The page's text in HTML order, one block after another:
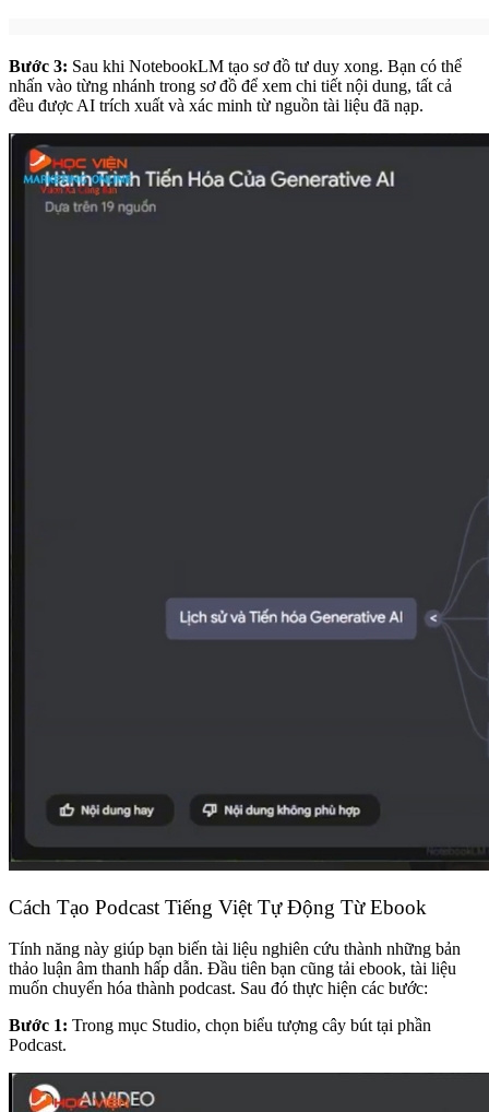
Bước 3: Sau khi NotebookLM tạo sơ đồ tư duy xong. Bạn có thể
nhấn vào từng nhánh trong sơ đồ để xem chi tiết nội dung, tất cả
đều được AI trích xuất và xác minh từ nguồn tài liệu đã nạp.
Cách Tạo Podcast Tiếng Việt Tự Động Từ Ebook
Tính năng này giúp bạn biến tài liệu nghiên cứu thành những bản
thảo luận âm thanh hấp dẫn. Đầu tiên bạn cũng tải ebook, tài liệu
muốn chuyển hóa thành podcast. Sau đó thực hiện các bước:
Bước 1: Trong mục Studio, chọn biểu tượng cây bút tại phần
Podcast.